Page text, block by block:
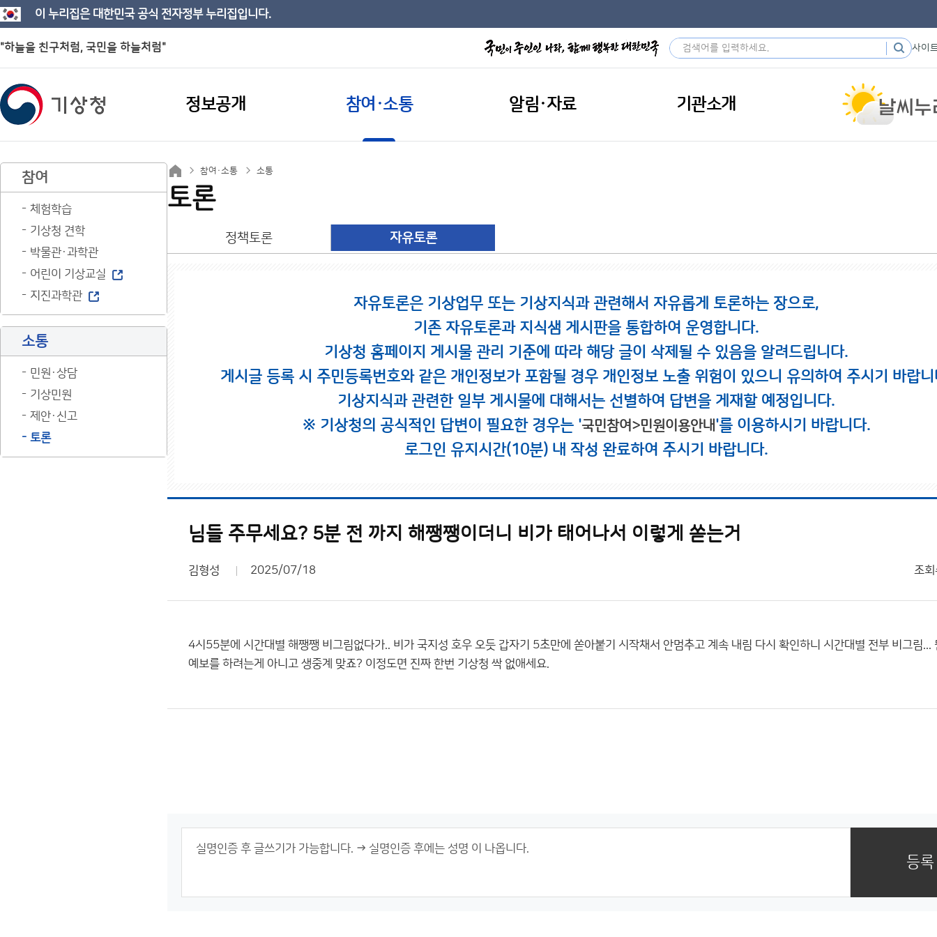
이 누리집은 대한민국 공식 전자정부 누리집입니다.
"하늘을 친구처럼, 국민을 하늘처럼" 사이
정보공개 참여·소통 알림·자료 기관소개
참여
체험학습
기상청 견학
박물관·과학관
어린이 기상교실
지진과학관
소통
민원·상담
기상민원
제안·신고
토론
참여·소통 소통
토론
정책토론 자유토론
자유토론은 기상업무 또는 기상지식과 관련해서 자유롭게 토론하는 장으로,
기존 자유토론과 지식샘 게시판을 통합하여 운영합니다.
기상청 홈페이지 게시물 관리 기준에 따라 해당 글이 삭제될 수 있음을 알려드립니다.
게시글 등록 시 주민등록번호와 같은 개인정보가 포함될 경우 개인정보 노출 위험이 있으니 유의하여 주시기 바랍니
기상지식과 관련한 일부 게시물에 대해서는 선별하여 답변을 게재할 예정입니다.
※ 기상청의 공식적인 답변이 필요한 경우는 '국민참여>민원이용안내'를 이용하시기 바랍니다.
로그인 유지시간(10분) 내 작성 완료하여 주시기 바랍니다.
님들 주무세요? 5분 전 까지 해쨍쨍이더니 비가 태어나서 이렇게 쏟는거
김형성 2025/07/18 조회
4시55분에 시간대별 해쨍쨍 비그림없다가.. 비가 국지성 호우 오듯 갑자기 5초만에 쏟아붙기 시작채서 안멈추고 계속 내림 다시 확인하니 시간대별 전부 비그림...
예보를 하려는게 아니고 생중계 맞죠? 이정도면 진짜 한번 기상청 싹 없애세요.
등록